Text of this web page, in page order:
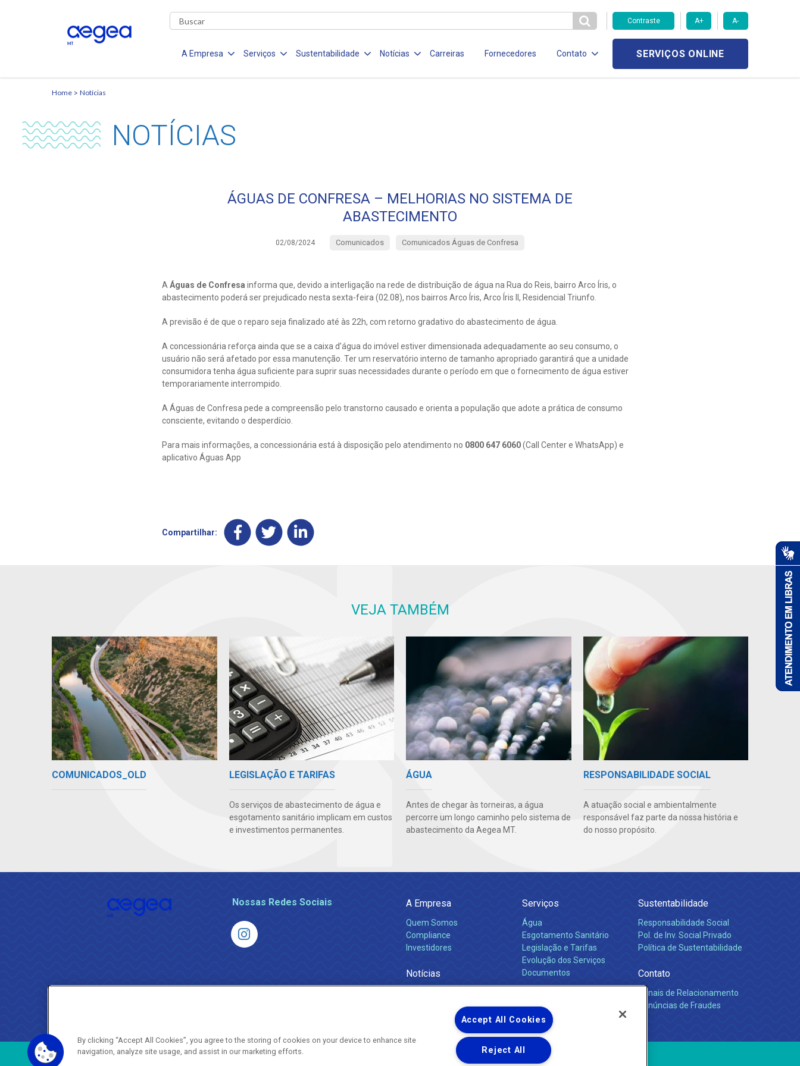
Contraste A+ A-
A Empresa Serviços Sustentabilidade Notícias Carreiras Fornecedores Contato SERVIÇOS ONLINE
Home Notícias
NOTÍCIAS
ÁGUAS DE CONFRESA – MELHORIAS NO SISTEMA DE
ABASTECIMENTO
02/08/2024 Comunicados Comunicados Águas de Confresa
A Águas de Confresa informa que, devido a interligação na rede de distribuição de água na Rua do Reis, bairro Arco Íris, o
abastecimento poderá ser prejudicado nesta sexta-feira (02.08), nos bairros Arco Íris, Arco Íris II, Residencial Triunfo.
A previsão é de que o reparo seja finalizado até às 22h, com retorno gradativo do abastecimento de água.
A concessionária reforça ainda que se a caixa d’água do imóvel estiver dimensionada adequadamente ao seu consumo, o
usuário não será afetado por essa manutenção. Ter um reservatório interno de tamanho apropriado garantirá que a unidade
consumidora tenha água suficiente para suprir suas necessidades durante o período em que o fornecimento de água estiver
temporariamente interrompido.
A Águas de Confresa pede a compreensão pelo transtorno causado e orienta a população que adote a prática de consumo
consciente, evitando o desperdício.
Para mais informações, a concessionária está à disposição pelo atendimento no 0800 647 6060(Call Center e WhatsApp) e
aplicativo Águas App
Compartilhar:
VEJA TAMBÉM
COMUNICADOS_OLD LEGISLAÇÃO E TARIFAS
Os serviços de abastecimento de água e
esgotamento sanitário implicam em custos
e investimentos permanentes.
ÁGUA
Antes de chegar às torneiras, a água
percorre um longo caminho pelo sistema de
abastecimento da Aegea MT.
RESPONSABILIDADE SOCIAL
A atuação social e ambientalmente
responsável faz parte da nossa história e
do nosso propósito.
Nossas Redes Sociais A Empresa
Quem Somos
Compliance
Investidores
Notícias
Serviços
Água
Esgotamento Sanitário
Legislação e Tarifas
Evolução dos Serviços
Documentos
Sustentabilidade
Responsabilidade Social
Pol. de Inv. Social Privado
Política de Sustentabilidade
Contato
Canais de Relacionamento
Denúncias de Fraudes
Copyright ® 2026 - Todos os Direitos Reservados.
By clicking “Accept All Cookies”, you agree to the storing of cookies on your device to enhance site
navigation, analyze site usage, and assist in our marketing efforts.
Accept All Cookies
Reject All